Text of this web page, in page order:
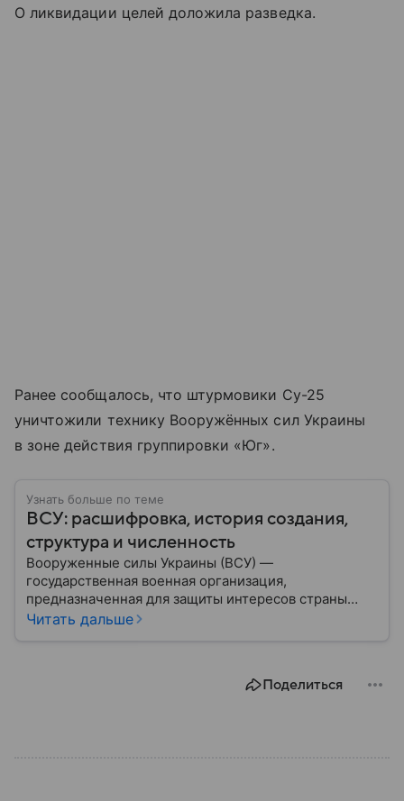
О ликвидации целей доложила разведка.
Ранее сообщалось, что штурмовики Су-25
уничтожили технику Вооружённых сил Украины
в зоне действия группировки «Юг».
Узнать больше по теме
ВСУ: расшифровка, история создания,
структура и численность
Вооруженные силы Украины (ВСУ) —
государственная военная организация,
предназначенная для защиты интересов страны
военным путем. Была создана после
Читать дальше
Поделиться